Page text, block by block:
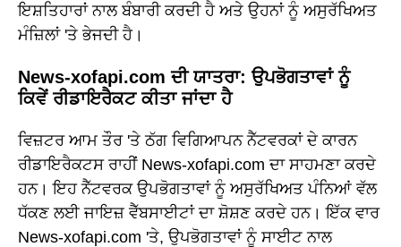
ਇਸ਼ਤਿਹਾਰਾਂ ਨਾਲ ਬੰਬਾਰੀ ਕਰਦੀ ਹੈ ਅਤੇ ਉਹਨਾਂ ਨੂੰ ਅਸੁਰੱਖਿਅਤ
ਮੰਜ਼ਿਲਾਂ 'ਤੇ ਭੇਜਦੀ ਹੈ।
News-xofapi.com ਦੀ ਯਾਤਰਾ: ਉਪਭੋਗਤਾਵਾਂ ਨੂੰ
ਕਿਵੇਂ ਰੀਡਾਇਰੈਕਟ ਕੀਤਾ ਜਾਂਦਾ ਹੈ
ਵਿਜ਼ਟਰ ਆਮ ਤੌਰ 'ਤੇ ਠੱਗ ਵਿਗਿਆਪਨ ਨੈੱਟਵਰਕਾਂ ਦੇ ਕਾਰਨ
ਰੀਡਾਇਰੈਕਟਸ ਰਾਹੀਂ News-xofapi.com ਦਾ ਸਾਹਮਣਾ ਕਰਦੇ
ਹਨ। ਇਹ ਨੈੱਟਵਰਕ ਉਪਭੋਗਤਾਵਾਂ ਨੂੰ ਅਸੁਰੱਖਿਅਤ ਪੰਨਿਆਂ ਵੱਲ
ਧੱਕਣ ਲਈ ਜਾਇਜ਼ ਵੈੱਬਸਾਈਟਾਂ ਦਾ ਸ਼ੋਸ਼ਣ ਕਰਦੇ ਹਨ। ਇੱਕ ਵਾਰ
News-xofapi.com 'ਤੇ, ਉਪਭੋਗਤਾਵਾਂ ਨੂੰ ਸਾਈਟ ਨਾਲ